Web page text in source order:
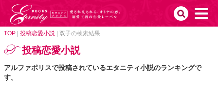
TOP 投稿恋愛小説 双子の検索結果
投稿恋愛小説
アルファポリスで投稿されているエタニティ小説のランキングで
す。